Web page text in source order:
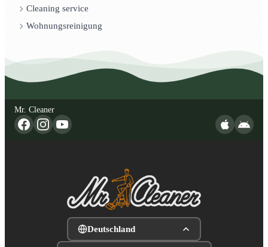
Cleaning service
Wohnungsreinigung
Mr. Cleaner
Deutschland